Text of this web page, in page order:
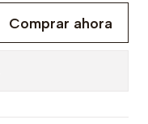
Comprar ahora